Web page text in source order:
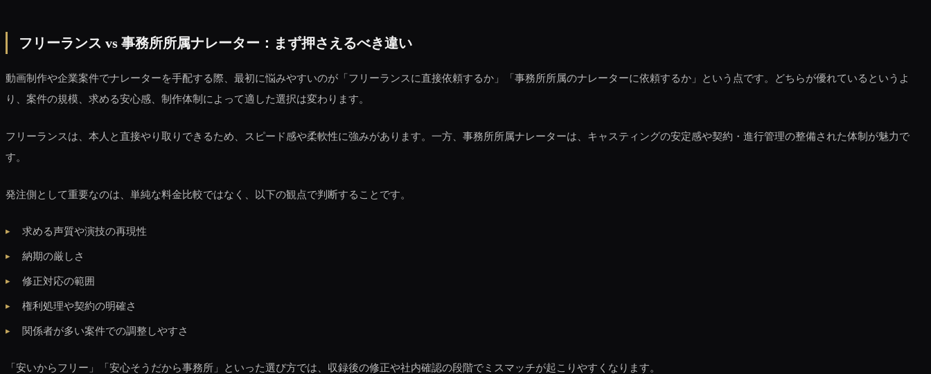
フリーランス vs 事務所所属ナレーター：まず押さえるべき違い
動画制作や企業案件でナレーターを手配する際、最初に悩みやすいのが「フリーランスに直接依頼するか」「事務所所属のナレーターに依頼するか」という点です。どちらが優れているというよ
り、案件の規模、求める安心感、制作体制によって適した選択は変わります。
フリーランスは、本人と直接やり取りできるため、スピード感や柔軟性に強みがあります。一方、事務所所属ナレーターは、キャスティングの安定感や契約・進行管理の整備された体制が魅力で
す。
発注側として重要なのは、単純な料金比較ではなく、以下の観点で判断することです。
求める声質や演技の再現性
納期の厳しさ
修正対応の範囲
権利処理や契約の明確さ
関係者が多い案件での調整しやすさ
「安いからフリー」「安心そうだから事務所」といった選び方では、収録後の修正や社内確認の段階でミスマッチが起こりやすくなります。